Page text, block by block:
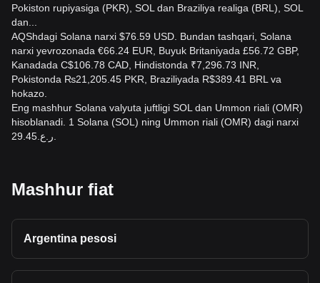
Pokiston rupiyasiga (PKR), SOL dan Braziliya realiga (BRL), SOL
dan...
AQShdagi Solana narxi $76.59 USD. Bundan tashqari, Solana
narxi yevrozonada €66.24 EUR, Buyuk Britaniyada £56.72 GBP,
Kanadada C$106.78 CAD, Hindistonda ₹7,296.73 INR,
Pokistonda ₨21,205.45 PKR, Braziliyada R$389.41 BRL va
hokazo.
Eng mashhur Solana valyuta juftligi SOL dan Ummon riali (OMR)
hisoblanadi. 1 Solana (SOL) ning Ummon riali (OMR) dagi narxi
Mashhur fiat
Argentina pesosi